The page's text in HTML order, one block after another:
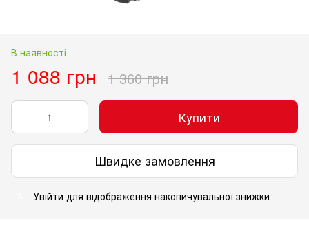
В наявності
1 088 грн 1 360 грн
Купити
Швидке замовлення
Увійти для відображення накопичувальної знижки